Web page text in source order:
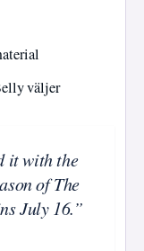
väljer
it with the
of The
July 16.”